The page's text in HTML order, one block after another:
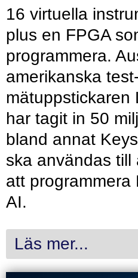
16 virtuella
plus en FPGA
programmera.
amerikanska
mätuppstickaren
har tagit in 50
bland annat
ska användas
att programmera
AI.
Läs mer...